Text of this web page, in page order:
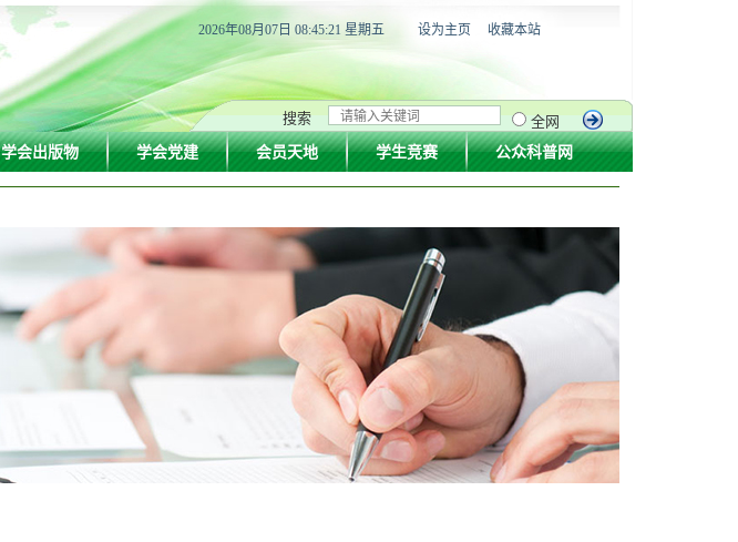
2026年08月07日 08:45:21 星期五 设为主页 收藏本站
搜索
全网
学会出版物 学会党建 会员天地 学生竞赛 公众科普网